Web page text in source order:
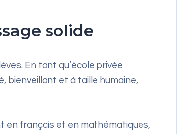
solide
En tant qu’école privée
bienveillant et à taille humaine,
en français et en mathématiques,